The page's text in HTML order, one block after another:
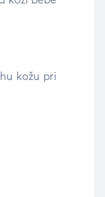
kožu pri